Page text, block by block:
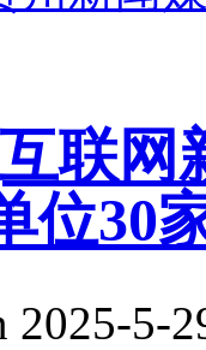
联网
位30
2025-5-